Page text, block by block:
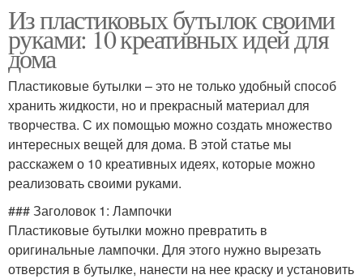
Из пластиковых бутылок своими
руками: 10 креативных идей для
дома
Пластиковые бутылки – это не только удобный способ
хранить жидкости, но и прекрасный материал для
творчества. С их помощью можно создать множество
интересных вещей для дома. В этой статье мы
расскажем о 10 креативных идеях, которые можно
реализовать своими руками.
### Заголовок 1: Лампочки
Пластиковые бутылки можно превратить в
оригинальные лампочки. Для этого нужно вырезать
отверстия в бутылке, нанести на нее краску и установить